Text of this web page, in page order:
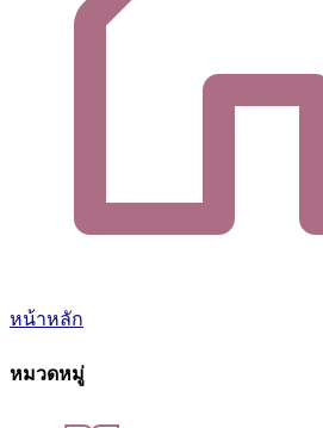
หน้าหลัก
หมวดหมู่